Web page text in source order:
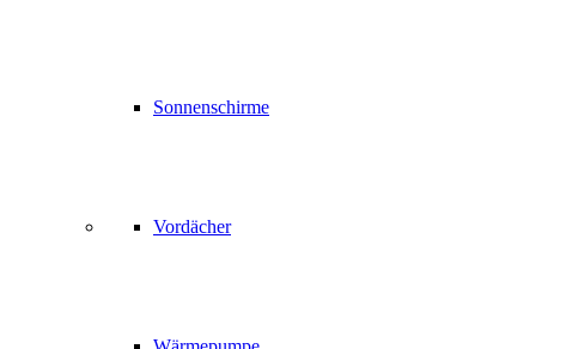
Sonnenschirme
Vordächer